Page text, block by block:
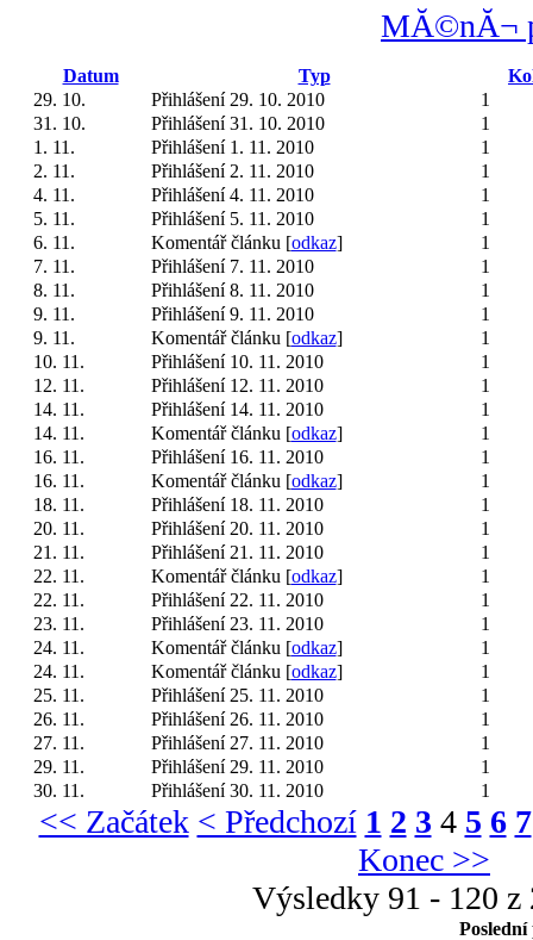
MĂ©nĂ¬
Datum Typ
29. 10.
Přihlášení 29. 10. 2010
1
31. 10.
Přihlášení 31. 10. 2010
1
1. 11.
Přihlášení 1. 11. 2010
1
2. 11.
Přihlášení 2. 11. 2010
1
4. 11.
Přihlášení 4. 11. 2010
1
5. 11.
Přihlášení 5. 11. 2010
1
6. 11.
Komentář článku [odkaz]
1
7. 11.
Přihlášení 7. 11. 2010
1
8. 11.
Přihlášení 8. 11. 2010
1
9. 11.
Přihlášení 9. 11. 2010
1
9. 11.
Komentář článku [odkaz]
1
10. 11.
Přihlášení 10. 11. 2010
1
12. 11.
Přihlášení 12. 11. 2010
1
14. 11.
Přihlášení 14. 11. 2010
1
14. 11.
Komentář článku [odkaz]
1
16. 11.
Přihlášení 16. 11. 2010
1
16. 11.
Komentář článku [odkaz]
1
18. 11.
Přihlášení 18. 11. 2010
1
20. 11.
Přihlášení 20. 11. 2010
1
21. 11.
Přihlášení 21. 11. 2010
1
22. 11.
Komentář článku [odkaz]
1
22. 11.
Přihlášení 22. 11. 2010
1
23. 11.
Přihlášení 23. 11. 2010
1
24. 11.
Komentář článku [odkaz]
1
24. 11.
Komentář článku [odkaz]
1
25. 11.
Přihlášení 25. 11. 2010
1
26. 11.
Přihlášení 26. 11. 2010
1
27. 11.
Přihlášení 27. 11. 2010
1
29. 11.
Přihlášení 29. 11. 2010
1
30. 11.
Přihlášení 30. 11. 2010 1
<< Začátek < Předchozí 1 2 3 4 5 6 7
Konec >>
Výsledky 91 - 120 z